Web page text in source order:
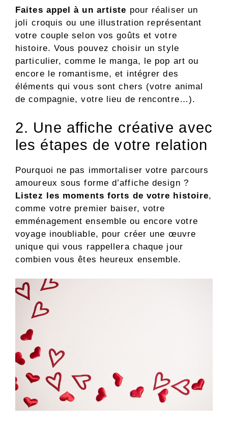
Faites appel à un artiste pour réaliser un
joli croquis ou une illustration représentant
votre couple selon vos goûts et votre
histoire. Vous pouvez choisir un style
particulier, comme le manga, le pop art ou
encore le romantisme, et intégrer des
éléments qui vous sont chers (votre animal
de compagnie, votre lieu de rencontre…).
2. Une affiche créative avec
les étapes de votre relation
Pourquoi ne pas immortaliser votre parcours
amoureux sous forme d’affiche design ?
Listez les moments forts de votre histoire,
comme votre premier baiser, votre
emménagement ensemble ou encore votre
voyage inoubliable, pour créer une œuvre
unique qui vous rappellera chaque jour
combien vous êtes heureux ensemble.